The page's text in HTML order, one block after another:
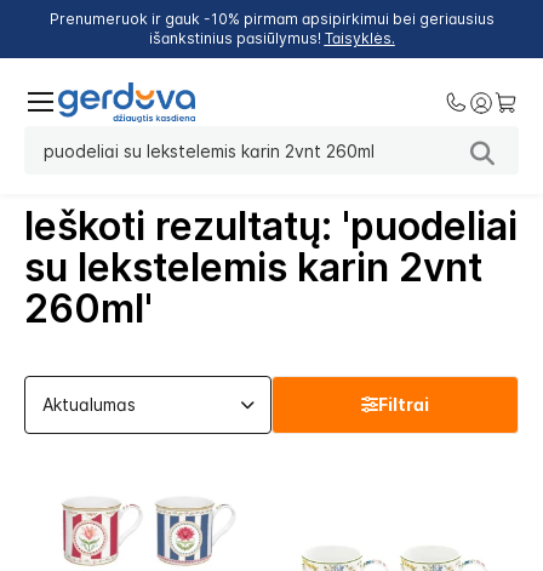
Prenumeruok ir gauk -10% pirmam apsipirkimui bei geriausius
išankstinius pasiūlymus! Taisyklės.
Ieškoti rezultatų: 'puodeliai
su lekstelemis karin 2vnt
260ml'
Filtrai